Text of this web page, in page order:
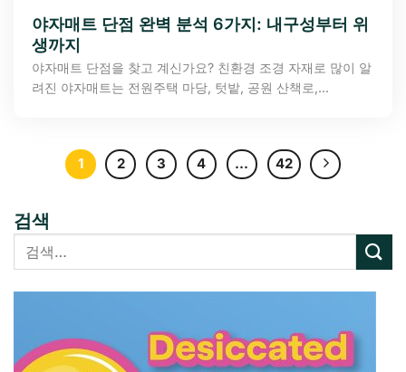
야자매트 단점 완벽 분석 6가지: 내구성부터 위
생까지
야자매트 단점을 찾고 계신가요? 친환경 조경 자재로 많이 알
려진 야자매트는 전원주택 마당, 텃밭, 공원 산책로,...
1 2 3 4 … 42
검색